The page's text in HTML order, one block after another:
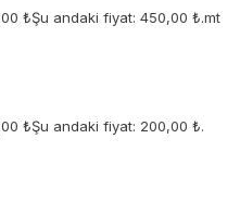
₺Şu andaki fiyat: 450,00 ₺.mt
₺Şu andaki fiyat: 200,00 ₺.